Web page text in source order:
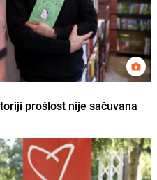
prošlost nije sačuvana